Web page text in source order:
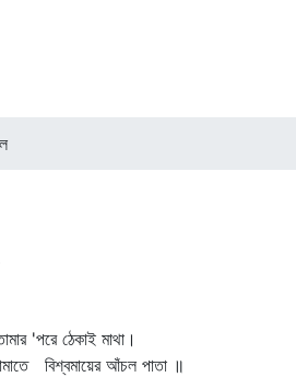
'পরে ঠেকাই মাথা।
বিশ্বমায়ের আঁচল পাতা ॥